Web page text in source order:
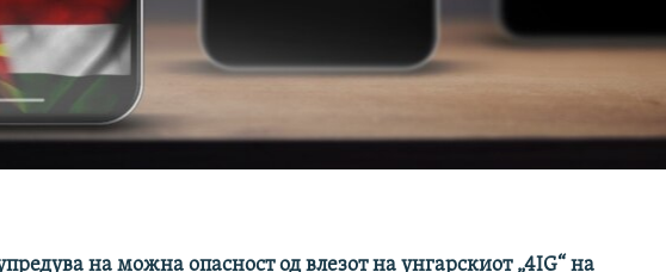
на можна опасност од влезот на унгарскиот „4IG“ на